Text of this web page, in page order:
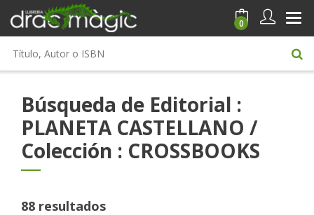
0
Búsqueda de Editorial :
PLANETA CASTELLANO /
Colección : CROSSBOOKS
88 resultados